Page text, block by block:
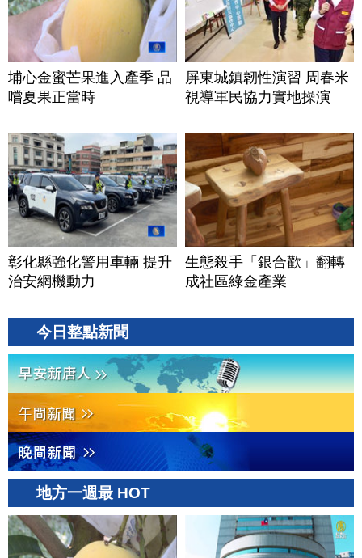
埔心金蜜芒果進入產季 品
嚐夏果正當時
屏東城鎮韌性演習 周春米
視導軍民協力實地操演
彰化縣強化警用車輛 提升
治安網機動力
生態殺手「銀合歡」翻轉
成社區綠金產業
今日整點新聞
地方一週最 HOT